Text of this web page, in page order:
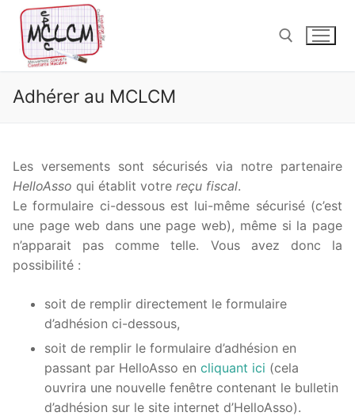
Aller
contenu
Rechercher :
Adhérer au MCLCM
Les versements sont sécurisés via notre partenaire
HelloAsso qui établit votre reçu fiscal.
Le formulaire ci-dessous est lui-même sécurisé (c’est
une page web dans une page web), même si la page
n’apparait pas comme telle. Vous avez donc la
possibilité :
soit de remplir directement le formulaire
d’adhésion ci-dessous,
soit de remplir le formulaire d’adhésion en
passant par HelloAsso en cliquant ici (cela
ouvrira une nouvelle fenêtre contenant le bulletin
d’adhésion sur le site internet d’HelloAsso).